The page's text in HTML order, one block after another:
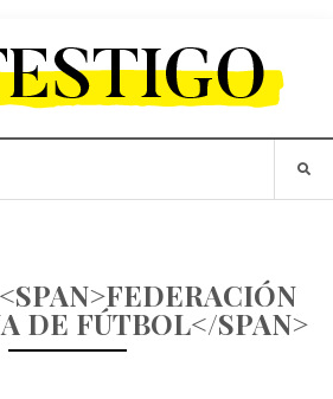
DE FÚTBOL</SPAN>